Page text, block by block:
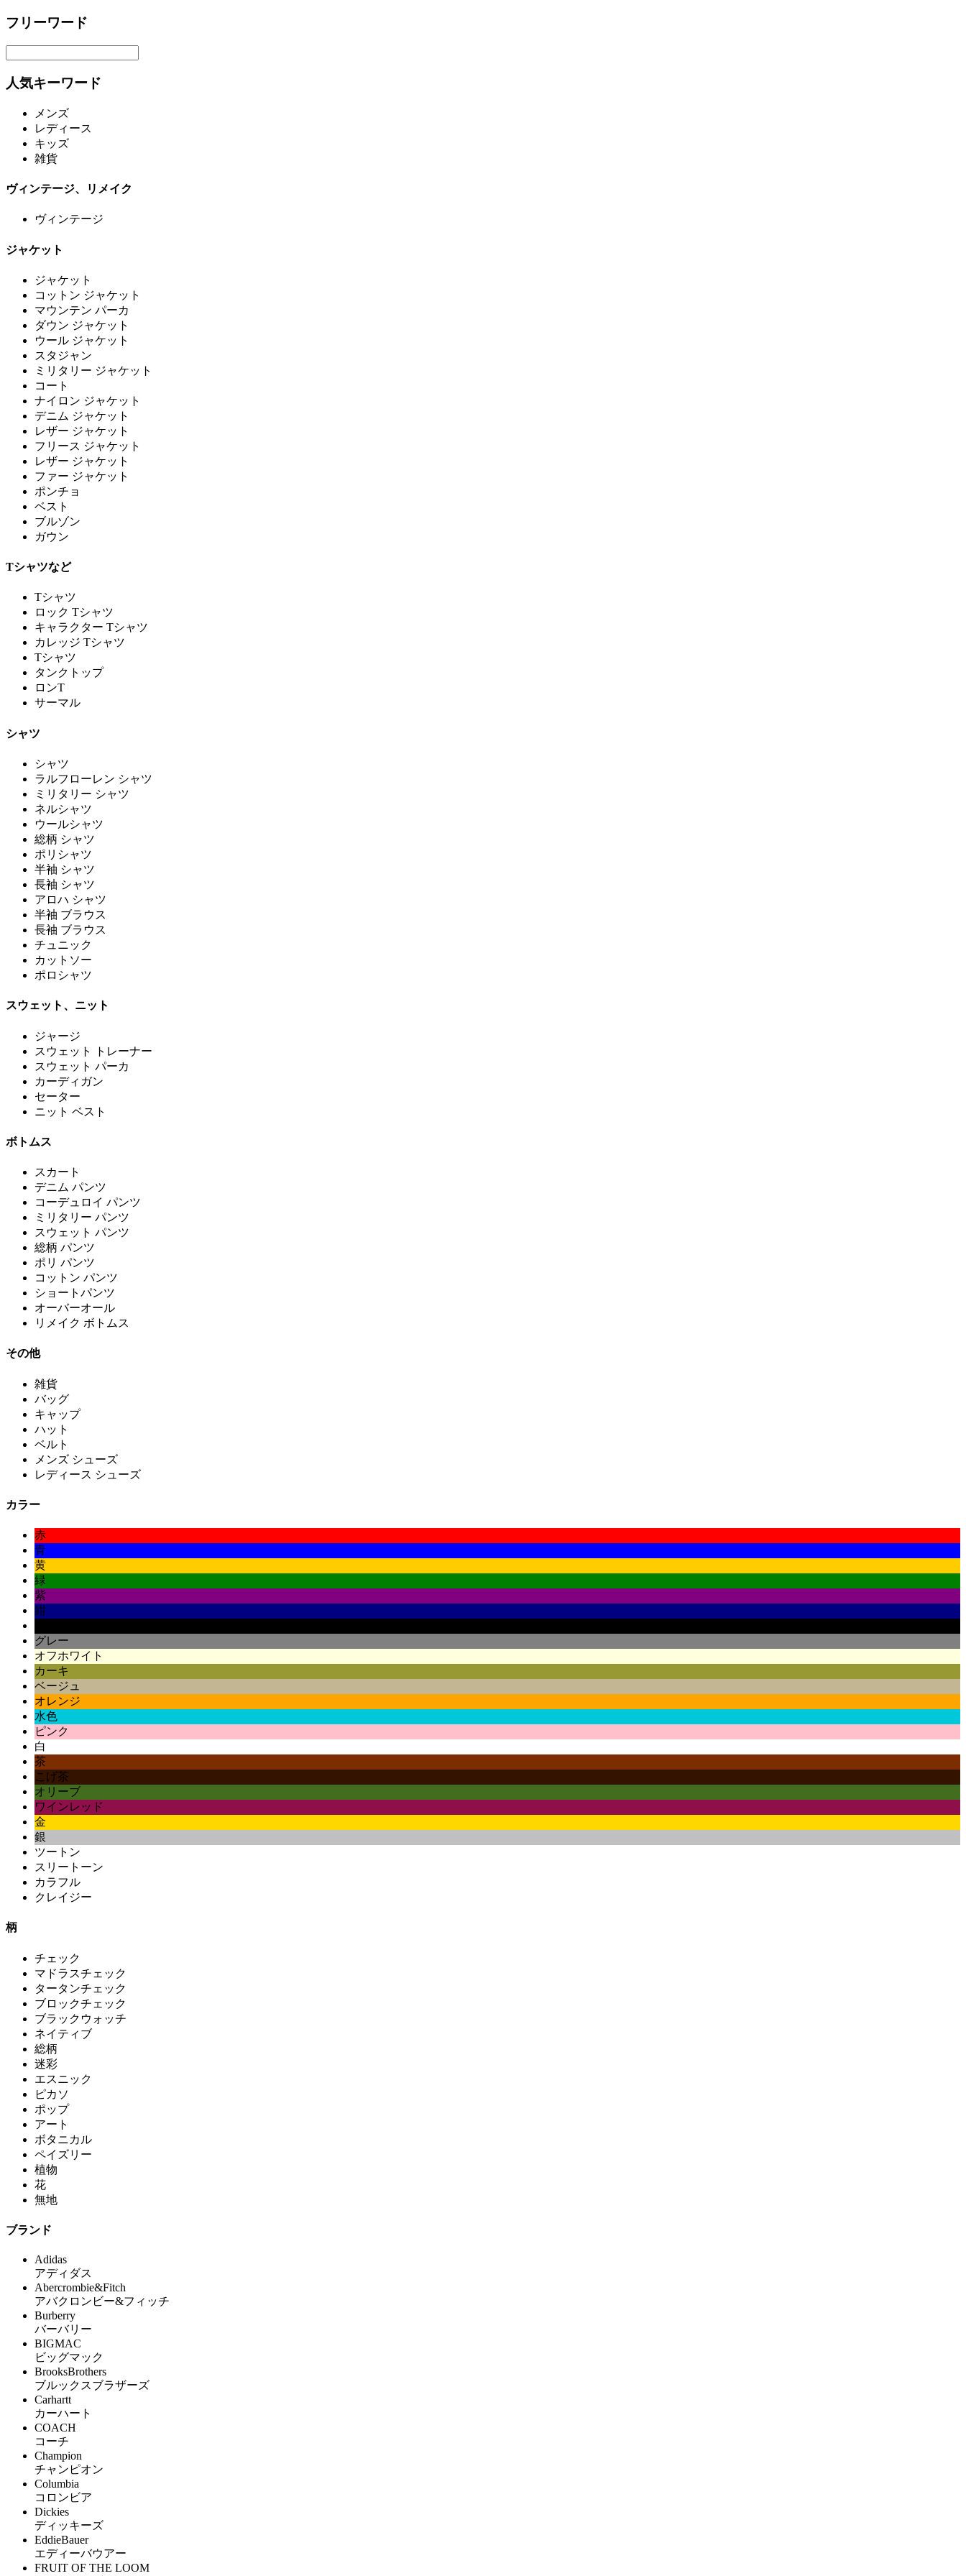
フリーワード
人気キーワード
メンズ
レディース
キッズ
雑貨
ヴィンテージ、リメイク
ヴィンテージ
ジャケット
ジャケット
コットン ジャケット
マウンテン パーカ
ダウン ジャケット
ウール ジャケット
スタジャン
ミリタリー ジャケット
コート
ナイロン ジャケット
デニム ジャケット
レザー ジャケット
フリース ジャケット
レザー ジャケット
ファー ジャケット
ポンチョ
ベスト
ブルゾン
ガウン
Tシャツなど
Tシャツ
ロック Tシャツ
キャラクター Tシャツ
カレッジ Tシャツ
Tシャツ
タンクトップ
ロンT
サーマル
シャツ
シャツ
ラルフローレン シャツ
ミリタリー シャツ
ネルシャツ
ウールシャツ
総柄 シャツ
ポリシャツ
半袖 シャツ
長袖 シャツ
アロハ シャツ
半袖 ブラウス
長袖 ブラウス
チュニック
カットソー
ポロシャツ
スウェット、ニット
ジャージ
スウェット トレーナー
スウェット パーカ
カーディガン
セーター
ニット ベスト
ボトムス
スカート
デニム パンツ
コーデュロイ パンツ
ミリタリー パンツ
スウェット パンツ
総柄 パンツ
ポリ パンツ
コットン パンツ
ショートパンツ
オーバーオール
リメイク ボトムス
その他
雑貨
バッグ
キャップ
ハット
ベルト
メンズ シューズ
レディース シューズ
カラー
赤
青
黄
緑
紫
紺
グレー
オフホワイト
カーキ
ベージュ
オレンジ
水色
ピンク
白
茶
こげ茶
オリーブ
ワインレッド
金
銀
ツートン
スリートーン
カラフル
クレイジー
柄
チェック
マドラスチェック
タータンチェック
ブロックチェック
ブラックウォッチ
ネイティブ
総柄
迷彩
エスニック
ピカソ
ポップ
アート
ボタニカル
ペイズリー
植物
花
無地
ブランド
Adidas
アディダス
Abercrombie&Fitch
アバクロンビー&フィッチ
Burberry
バーバリー
BIGMAC
ビッグマック
BrooksBrothers
ブルックスブラザーズ
Carhartt
カーハート
COACH
コーチ
Champion
チャンピオン
Columbia
コロンビア
Dickies
ディッキーズ
EddieBauer
エディーバウアー
FRUIT OF THE LOOM